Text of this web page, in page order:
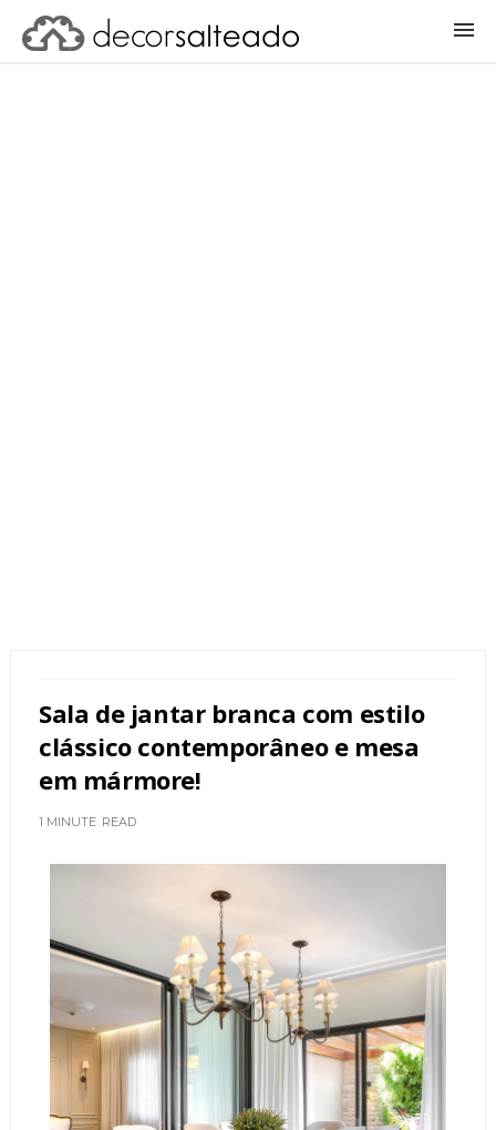
Sala de jantar branca com estilo
clássico contemporâneo e mesa
em mármore!
1 MINUTE READ